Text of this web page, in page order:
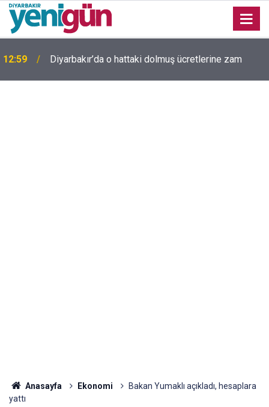
12:59 Diyarbakır’da o hattaki dolmuş ücretlerine zam
11:58
yeniden gündemde
Anasayfa Ekonomi
Bakan Yumaklı açıkladı, hesaplara
yattı